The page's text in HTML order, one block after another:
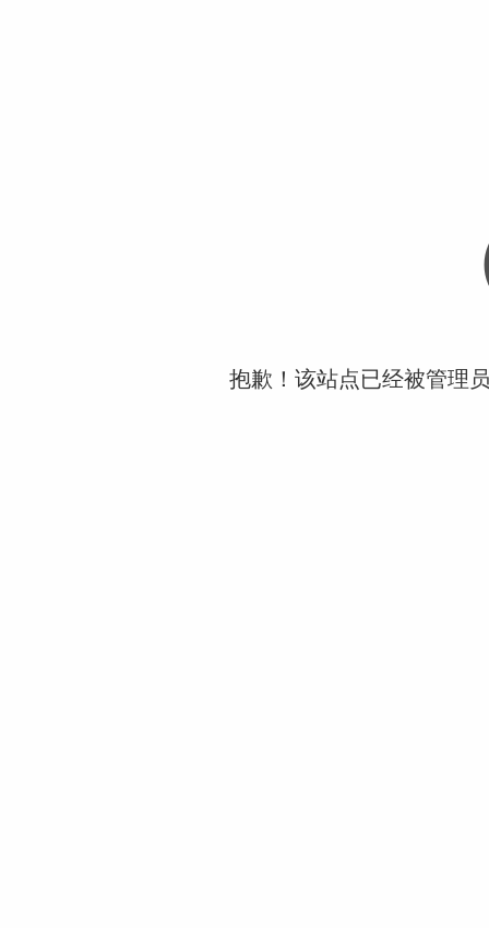
抱歉！该站点已经被管理